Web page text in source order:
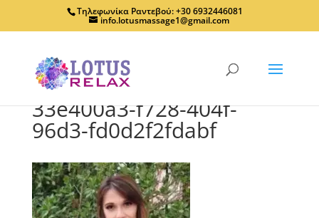
Τηλεφωνίκα Ραντεβού: +30 6932446081
info.lotusmassage1@gmail.com
33e400a3-f728-404f-
96d3-fd0d2f2fdabf